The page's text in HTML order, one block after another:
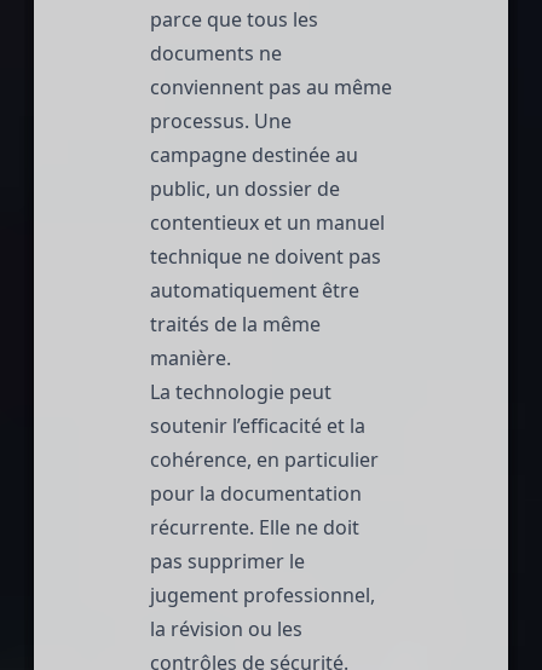
parce que tous les
documents ne
conviennent pas au même
processus. Une
campagne destinée au
public, un dossier de
contentieux et un manuel
technique ne doivent pas
automatiquement être
traités de la même
manière.
La technologie peut
soutenir l’efficacité et la
cohérence, en particulier
pour la documentation
récurrente. Elle ne doit
pas supprimer le
jugement professionnel,
la révision ou les
contrôles de sécurité.